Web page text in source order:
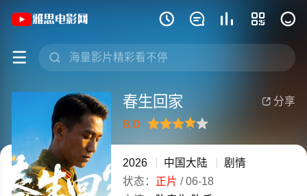
    
 
《春生回家》(2026)中国大陆普通话高
 分享
春生回家
8.0
很差较差
还行推荐力荐
2026 中国大陆
剧情
状态： 正片 /06-18